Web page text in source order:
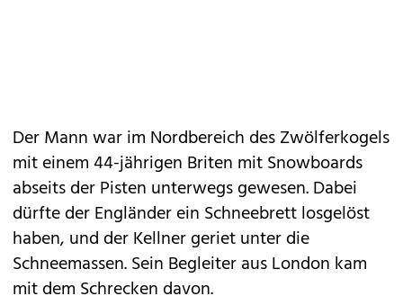
Der Mann war im Nordbereich des Zwölferkogels
mit einem 44-jährigen Briten mit Snowboards
abseits der Pisten unterwegs gewesen. Dabei
dürfte der Engländer ein Schneebrett losgelöst
haben, und der Kellner geriet unter die
Schneemassen. Sein Begleiter aus London kam
mit dem Schrecken davon.